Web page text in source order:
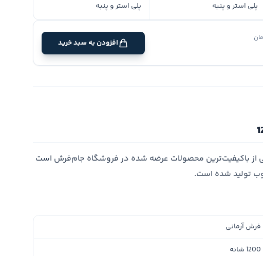
پلی استر و پنبه پلی استر و پنبه
افزودن به سبد خرید
از باکیفیت‌ترین محصولات عرضه شده در فروشگاه جام‌فرش است
تولید شده است.
فرش آرمانی
1200 شانه